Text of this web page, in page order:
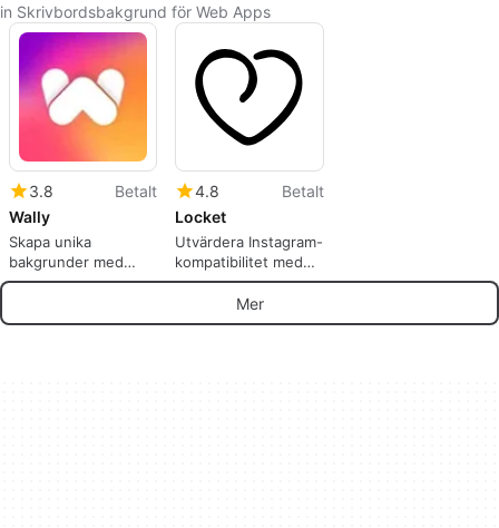
in Skrivbordsbakgrund för Web Apps
3.8
Betalt
Wally
Skapa unika
bakgrunder med
Wally
4.8
Betalt
Locket
Utvärdera Instagram-
kompatibilitet med
Locket
Mer